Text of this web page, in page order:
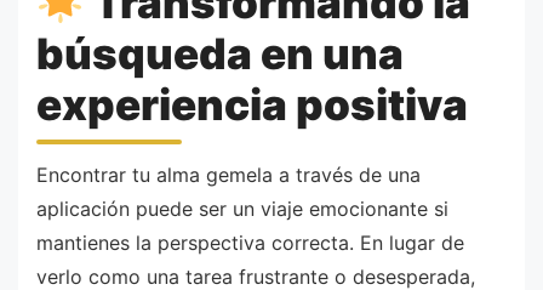
búsqueda en una
experiencia positiva
Encontrar tu alma gemela a través de una
aplicación puede ser un viaje emocionante si
mantienes la perspectiva correcta. En lugar de
verlo como una tarea frustrante o desesperada,